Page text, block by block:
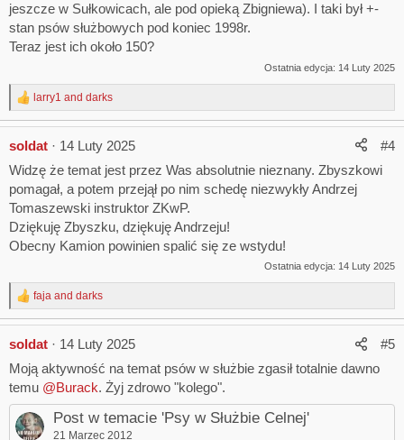
jeszcze w Sułkowicach, ale pod opieką Zbigniewa). I taki był +-
stan psów służbowych pod koniec 1998r.
Teraz jest ich około 150?
Ostatnia edycja: 14 Luty 2025
R
e
c
i
o
n
:
larry1 and darks
soldat 14 Luty 2025
#4
Widzę że temat jest przez Was absolutnie nieznany. Zbyszkowi
pomagał, a potem przejął po nim schedę niezwykły Andrzej
Tomaszewski instruktor ZKwP.
Dziękuję Zbyszku, dziękuję Andrzeju!
Obecny Kamion powinien spalić się ze wstydu!
Ostatnia edycja: 14 Luty 2025
R
e
c
i
o
n
s
:
faja and darks
soldat 14 Luty 2025
#5
Moją aktywność na temat psów w służbie zgasił totalnie dawno
temu @Burack. Żyj zdrowo "kolego".
Post w temacie 'Psy w Służbie Celnej'
21 Marzec 2012